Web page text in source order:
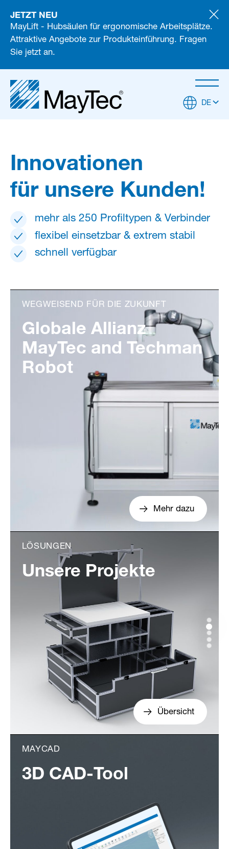
JETZT NEU
MayLift - Hubsäulen für ergonomische Arbeitsplätze.
Attraktive Angebote zur Produkteinführung. Fragen
Sie jetzt an.
DE
Innovationen
für unsere Kunden!
mehr als 250 Profiltypen & Verbinder
flexibel einsetzbar & extrem stabil
schnell verfügbar
WEGWEISEND FÜR DIE ZUKUNFT
Globale Allianz
MayTec and Techman
Robot
Mehr dazu
LÖSUNGEN
Unsere Projekte
Übersicht
MAYCAD
3D CAD-Tool